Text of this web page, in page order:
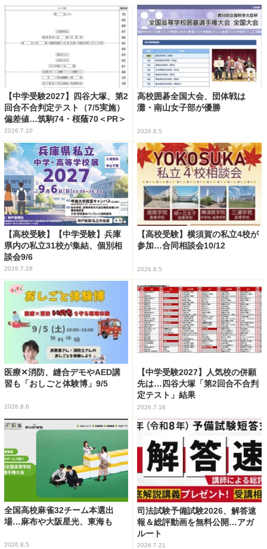
【中学受験2027】四谷大塚、第2
回合不合判定テスト（7/5実施）
偏差値…筑駒74・桜蔭70＜PR＞
2026.7.10
高校囲碁全国大会、団体戦は
灘・南山女子部が優勝
2026.8.5
【高校受験】【中学受験】兵庫
県内の私立31校が集結、個別相
談会9/6
2026.7.28
【高校受験】横須賀の私立4校が
参加…合同相談会10/12
2026.8.5
医療✕消防、縫合デモやAED講
習も「おしごと体験博」9/5
2026.8.6
【中学受験2027】人気校の併願
先は…四谷大塚「第2回合不合判
定テスト」結果
2026.7.16
全国高校麻雀32チーム本選出
場…麻布や大阪星光、東海も
2026.8.5
司法試験予備試験2026、解答速
報＆総評動画を無料公開…アガ
ルート
2026.7.21